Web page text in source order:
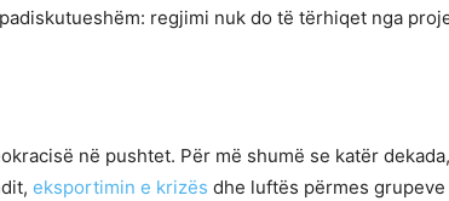
regjimi nuk do të tërhiqet nga
në pushtet. Për më shumë se katër
eksportimin e krizës dhe luftës përmes